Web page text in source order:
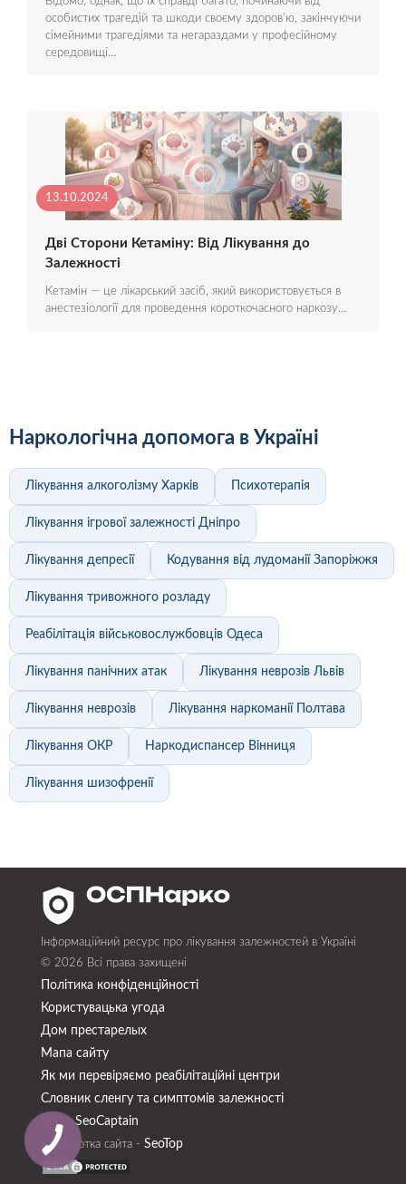
особистих трагедій та шкоди своєму здоров'ю, закінчуючи
сімейними трагедіями та негараздами у професійному
середовищі…
13.10.2024
Дві Сторони Кетаміну: Від Лікування до
Залежності
Кетамін — це лікарський засіб, який використовується в
анестезіології для проведення короткочасного наркозу…
Наркологічна допомога в Україні
Лікування алкоголізму Харків Психотерапія
Лікування ігрової залежності Дніпро
Лікування депресії Кодування від лудоманії Запоріжжя
Лікування тривожного розладу
Реабілітація військовослужбовців Одеса
Лікування панічних атак Лікування неврозів Львів
Лікування неврозів Лікування наркоманії Полтава
Лікування ОКР Наркодиспансер Вінниця
Лікування шизофренії
Інформаційний ресурс про лікування залежностей в Україні
© 2026 Всі права захищені
Політика конфіденційності
Користувацька угода
Дом престарелых
Мапа сайту
Як ми перевіряємо реабілітаційні центри
Словник сленгу та симптомів залежності
SEO -SeoСaptain
Разработка сайта - SeoTop